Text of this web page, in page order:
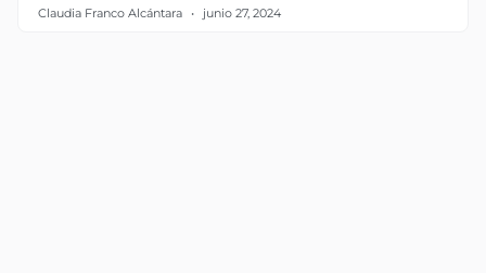
Claudia Franco Alcántara junio 27, 2024